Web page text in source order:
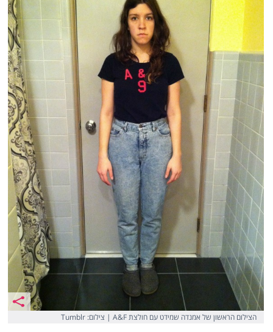
הצילום הראשון של אמנדה שמידט עם חולצת A&F | צילום: Tumblr